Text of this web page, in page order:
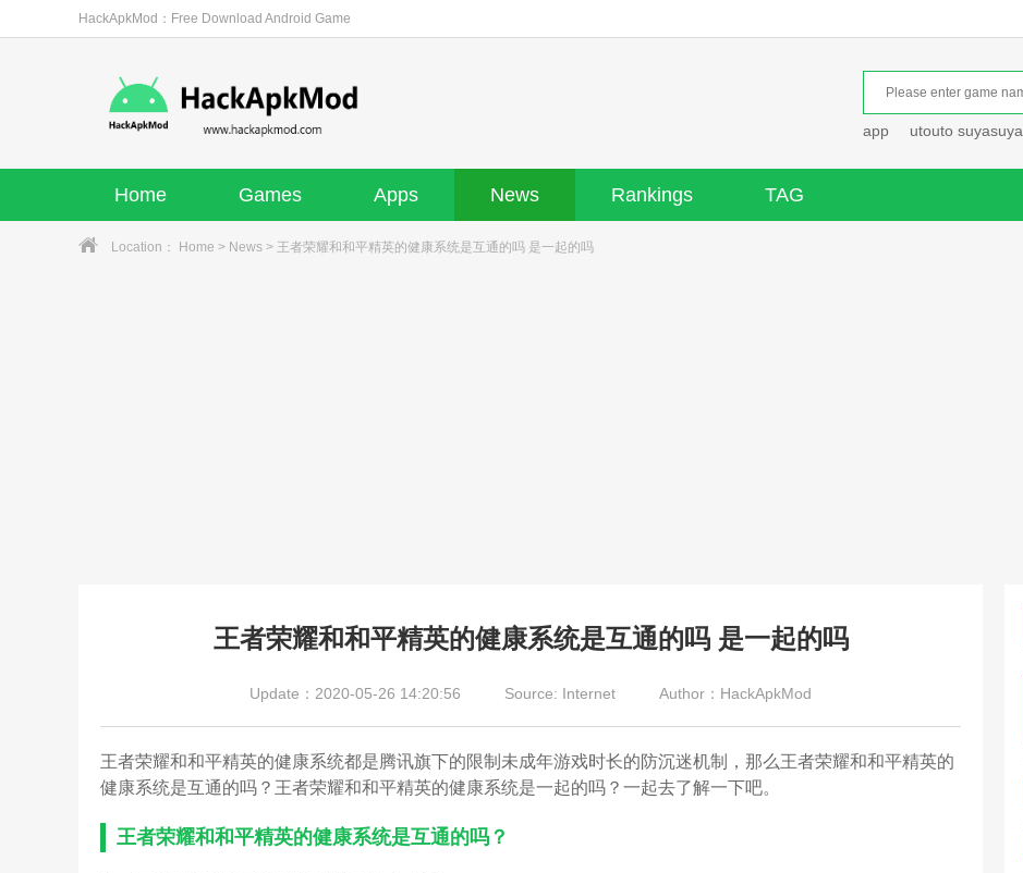
HackApkMod：Free Download Android Game
app utouto suyasuya
Home Games Apps News Rankings TAG
Location： Home > News > 王者荣耀和和平精英的健康系统是互通的吗 是一起的吗
王者荣耀和和平精英的健康系统是互通的吗 是一起的吗
Update：2020-05-26 14:20:56 Source: Internet Author：HackApkMod
王者荣耀和和平精英的健康系统都是腾讯旗下的限制未成年游戏时长的防沉迷机制，那么王者荣耀和和平精英的
健康系统是互通的吗？王者荣耀和和平精英的健康系统是一起的吗？一起去了解一下吧。
王者荣耀和和平精英的健康系统是互通的吗？